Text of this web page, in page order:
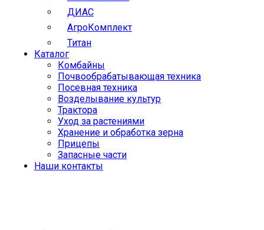
ДИАС
АгроКомплект
Титан
Каталог
Комбайны
Почвообрабатывающая техника
Посевная техника
Возделывание культур
Трактора
Уход за растениями
Хранение и обработка зерна
Прицепы
Запасные части
Наши контакты